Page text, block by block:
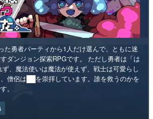
た勇者パーティから1人だけ選んで、ともに迷
ダンジョン探索RPGです。 ただし勇者は「は
、魔法使いは魔法が使えず、戦士は可愛らし
僧侶は██を崇拝しています。誰を救うのかを
。